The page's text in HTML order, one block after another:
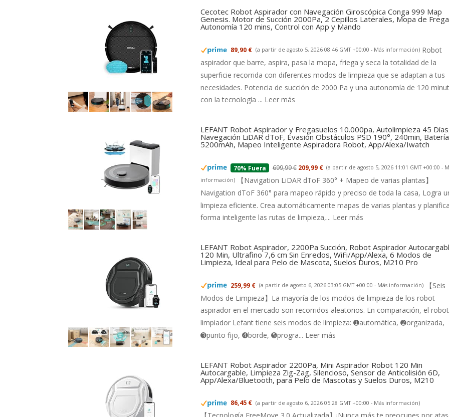
Cecotec Robot Aspirador con Navegación Giroscópica Conga 999 Map
Genesis. Motor de Succión 2000Pa, 2 Cepillos Laterales, Mopa de
Autonomía 120 mins, Control con App y Mando
89,90 € (a partir de agosto 5, 2026 08:46 GMT +00:00 - Más información) Robot
aspirador que barre, aspira, pasa la mopa, friega y seca la totalidad de la
superficie recorrida con diferentes modos de limpieza que se adaptan a tus
necesidades. Potencia de succión de 2000 Pa y una autonomía de 120
con la tecnología ... Leer más
LEFANT Robot Aspirador y Fregasuelos 10.000pa, Autolimpieza 45
Navegación LiDAR dToF, Evasión Obstáculos PSD 190°, 240min, Batería
5200mAh, Mapeo Inteligente Aspiradora Robot, App/Alexa/Iwatch
70% Fuera 699,99 € 209,99 € (a partir de agosto 5, 2026 11:01 GMT +00:00 -
información)
【Navigation LiDAR dToF 360° + Mapeo de varias plantas】
Navigation dToF 360° para mapeo rápido y preciso de toda la casa, Logra
limpieza eficiente. Crea automáticamente mapas de varias plantas y
forma inteligente las rutas de limpieza,... Leer más
LEFANT Robot Aspirador, 2200Pa Succión, Robot Aspirador
120 Min, Ultrafino 7,6 cm Sin Enredos, WiFi/App/Alexa, 6 Modos de
Limpieza, Ideal para Pelo de Mascota, Suelos Duros, M210 Pro
259,99 € (a partir de agosto 6, 2026 03:05 GMT +00:00 - Más información)
【Seis
Modos de Limpieza】La mayoría de los modos de limpieza de los robot
aspirador en el mercado son recorridos aleatorios. En comparación, el robot
limpiador Lefant tiene seis modos de limpieza: ➊automática, ➋organizada,
➌punto fijo, ➍borde, ➎progra... Leer más
LEFANT Robot Aspirador 2200Pa, Mini Aspirador Robot 120 Min
Autocargable, Limpieza Zig-Zag, Silencioso, Sensor de Anticolisión 6D,
App/Alexa/Bluetooth, para Pelo de Mascotas y Suelos Duros, M210
86,45 € (a partir de agosto 6, 2026 05:28 GMT +00:00 - Más información)